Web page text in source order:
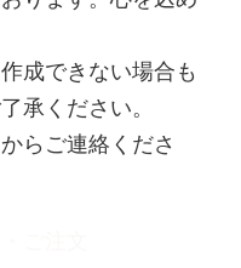
成できない場合も
承ください。
らご連絡くださ